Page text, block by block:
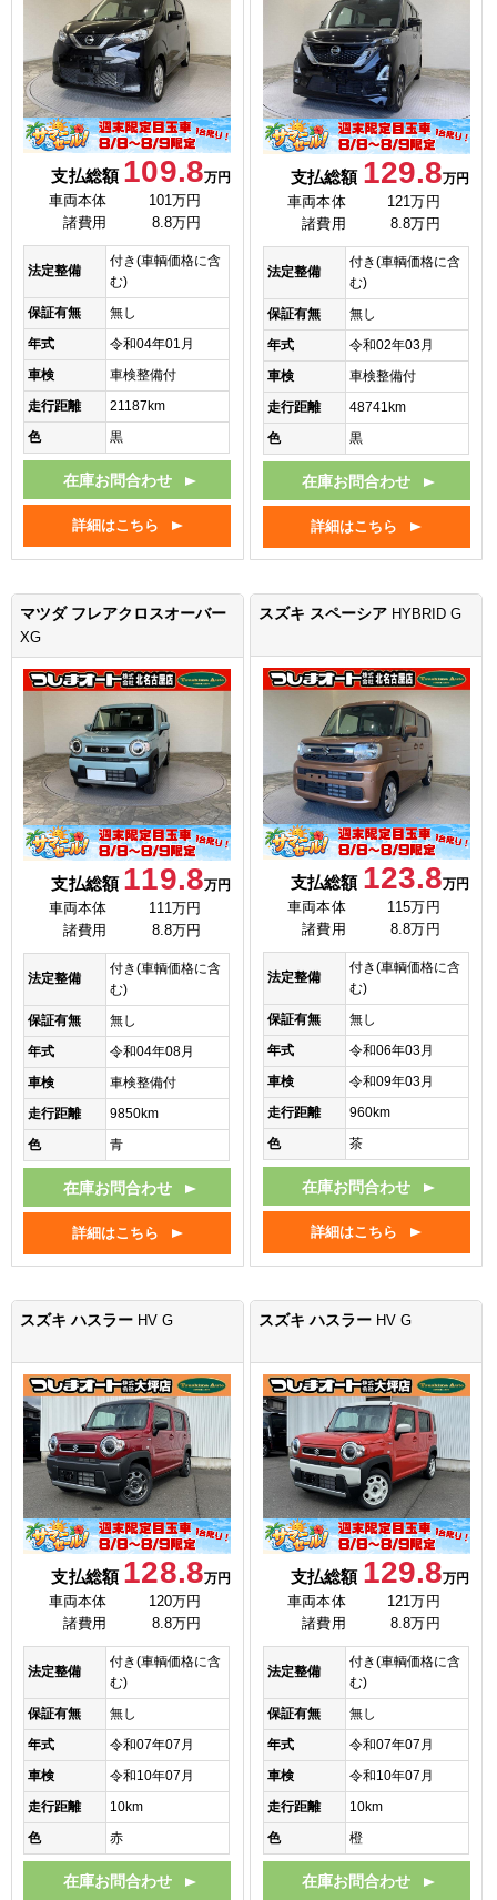
支払総額 109.8万円
車両本体
101万円
諸費用
8.8万円
法定整備
付き(車輌価格に含
む)
保証有無
無し
年式
令和04年01月
車検
車検整備付
走行距離
21187km
色
黒
在庫お問合わせ
詳細はこちら
支払総額 129.8万円
車両本体
121万円
諸費用
8.8万円
法定整備
付き(車輌価格に含
む)
保証有無
無し
年式
令和02年03月
車検
車検整備付
走行距離
48741km
色
黒
在庫お問合わせ
詳細はこちら
マツダ フレアクロスオーバー
XG
支払総額 119.8万円
車両本体
111万円
諸費用
8.8万円
法定整備
付き(車輌価格に含
む)
保証有無
無し
年式
令和04年08月
車検
車検整備付
走行距離
9850km
色
青
在庫お問合わせ
詳細はこちら
スズキ スペーシア HYBRID G
支払総額 123.8万円
車両本体
115万円
諸費用
8.8万円
法定整備
付き(車輌価格に含
む)
保証有無
無し
年式
令和06年03月
車検
令和09年03月
走行距離
960km
色
茶
在庫お問合わせ
詳細はこちら
スズキ ハスラー HV G
支払総額 128.8万円
車両本体
120万円
諸費用
8.8万円
法定整備
付き(車輌価格に含
む)
保証有無
無し
年式
令和07年07月
車検
令和10年07月
走行距離
10km
色
赤
在庫お問合わせ
スズキ ハスラー HV G
支払総額 129.8万円
車両本体
121万円
諸費用
8.8万円
法定整備
付き(車輌価格に含
む)
保証有無
無し
年式
令和07年07月
車検
令和10年07月
走行距離
10km
色
橙
在庫お問合わせ